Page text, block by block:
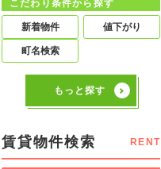
こだわり条件から探す
新着物件 値下がり
町名検索
もっと探す
賃貸物件検索 RENT